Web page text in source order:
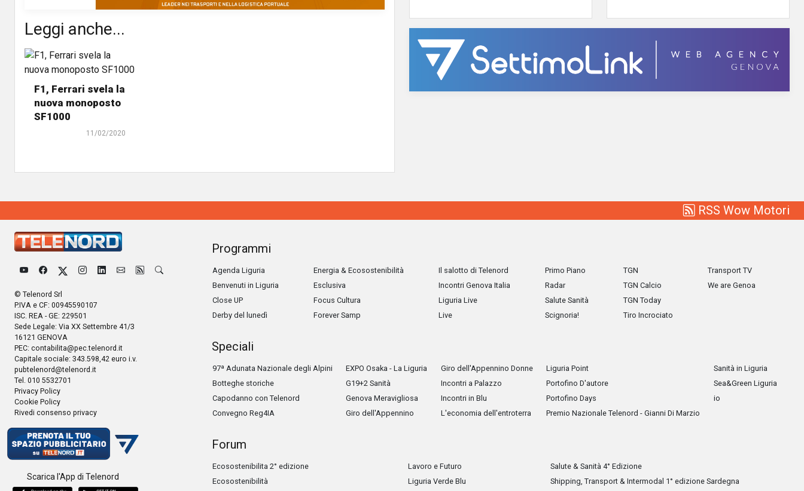
Leggi anche...
F1, Ferrari svela la
nuova monoposto
SF1000
11/02/2020
RSS Wow Motori
© Telenord Srl
P.IVA e CF: 00945590107
ISC. REA - GE: 229501
Sede Legale: Via XX Settembre 41/3
16121 GENOVA
PEC: contabilita@pec.telenord.it
Capitale sociale: 343.598,42 euro i.v.
pubtelenord@telenord.it
Tel. 010 5532701
Privacy Policy
Cookie Policy
Rivedi consenso privacy
Scarica l'App di Telenord
Programmi
Agenda Liguria
Benvenuti in Liguria
Close UP
Derby del lunedì
Energia & Ecosostenibilità
Esclusiva
Focus Cultura
Forever Samp
Il salotto di Telenord
Incontri Genova Italia
Liguria Live
Live
Primo Piano
Radar
Salute Sanità
Scignoria!
TGN
TGN Calcio
TGN Today
Tiro Incrociato
Transport TV
We are Genoa
Speciali
97ª Adunata Nazionale degli Alpini
Botteghe storiche
Capodanno con Telenord
Convegno Reg4IA
EXPO Osaka - La Liguria
G19+2 Sanità
Genova Meravigliosa
Giro dell'Appennino
Giro dell'Appennino Donne
Incontri a Palazzo
Incontri in Blu
L'economia dell'entroterra
Liguria Point
Portofino D'autore
Portofino Days
Premio Nazionale Telenord - Gianni Di Marzio
Sanità in Liguria
Sea&Green Liguria
io
Forum
Ecosostenibilita 2° edizione
Ecosostenibilità
Lavoro e Futuro
Liguria Verde Blu
Salute & Sanità 4° Edizione
Shipping, Transport & Intermodal 1° edizione Sardegna